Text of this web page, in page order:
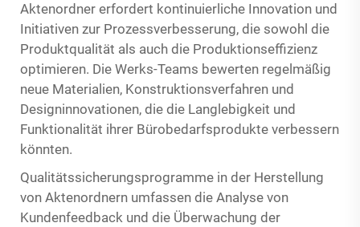
Aktenordner erfordert kontinuierliche Innovation und
Initiativen zur Prozessverbesserung, die sowohl die
Produktqualität als auch die Produktionseffizienz
optimieren. Die Werks-Teams bewerten regelmäßig
neue Materialien, Konstruktionsverfahren und
Designinnovationen, die die Langlebigkeit und
Funktionalität ihrer Bürobedarfsprodukte verbessern
könnten.
Qualitätssicherungsprogramme in der Herstellung
von Aktenordnern umfassen die Analyse von
Kundenfeedback und die Überwachung der